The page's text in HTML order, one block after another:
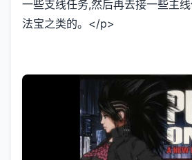
一些支线任务,然后再去接一些主
法宝之类的。</p>